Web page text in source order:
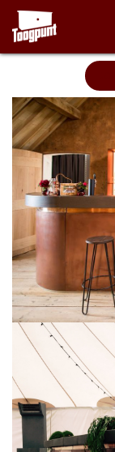
Overslaan naar